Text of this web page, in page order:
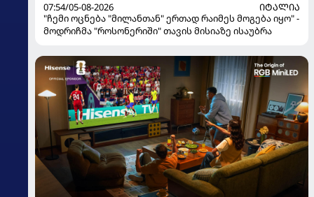
07:54/05-08-2026
ᲘᲢᲐᲚᲘᲐ
"ჩემი ოცნება "მილანთან" ერთად რაიმეს მოგება იყო" -
მოდრიჩმა "როსონერიში" თავის მისიაზე ისაუბრა